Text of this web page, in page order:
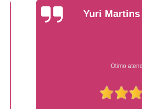
Yuri Martins
Ótimo atendimento